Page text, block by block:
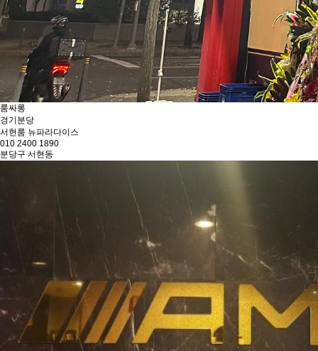
룸싸롱
경기 분당
서현룸 뉴파라다이스
010 2400 1890
분당구 서현동